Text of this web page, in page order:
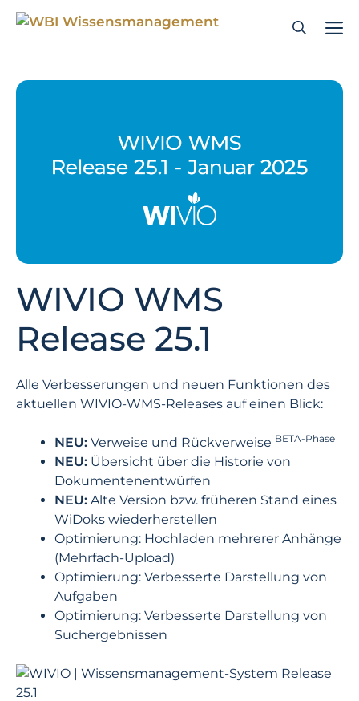
Zum
Inhalt
WIVIO WMS
Release 25.1
Alle Verbesserungen und neuen Funktionen des
aktuellen WIVIO-WMS-Releases auf einen Blick:
NEU: Verweise und Rückverweise BETA-Phase
NEU: Übersicht über die Historie von
Dokumentenentwürfen
NEU: Alte Version bzw. früheren Stand eines
WiDoks wiederherstellen
Optimierung: Hochladen mehrerer Anhänge
(Mehrfach-Upload)
Optimierung: Verbesserte Darstellung von
Aufgaben
Optimierung: Verbesserte Darstellung von
Suchergebnissen